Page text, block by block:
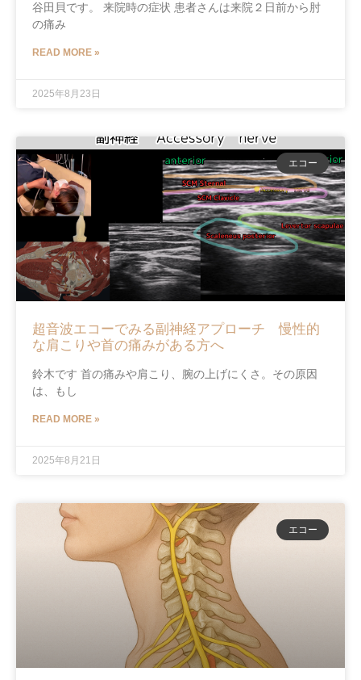
谷田貝です。 来院時の症状 患者さんは来院２日前から肘
の痛み
READ MORE »
2025年8月23日
エコー
超音波エコーでみる副神経アプローチ 慢性的
な肩こりや首の痛みがある方へ
鈴木です 首の痛みや肩こり、腕の上げにくさ。その原因
は、もし
READ MORE »
2025年8月21日
エコー